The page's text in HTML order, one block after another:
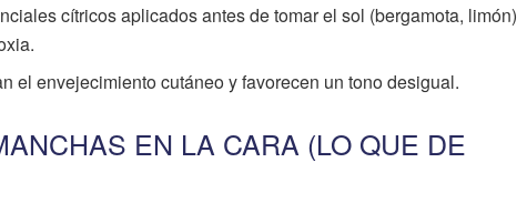
cítricos aplicados antes de tomar el sol (bergamota, limón)
el envejecimiento cutáneo y favorecen un tono desigual.
EN LA CARA (LO QUE DE